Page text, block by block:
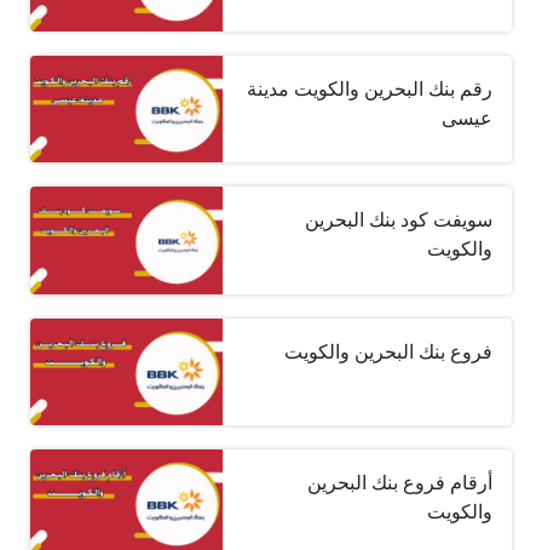
رقم بنك البحرين والكويت مدينة
عيسى
سويفت كود بنك البحرين
والكويت
فروع بنك البحرين والكويت
أرقام فروع بنك البحرين
والكويت